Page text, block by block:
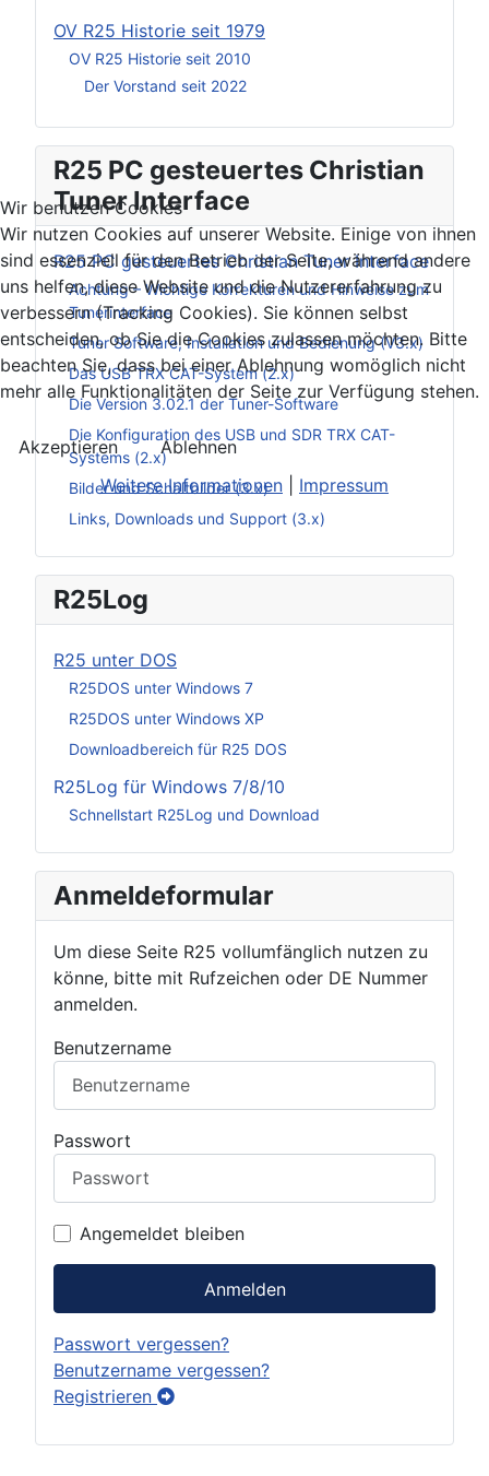
OV R25 Historie seit 1979
OV R25 Historie seit 2010
Der Vorstand seit 2022
R25 PC gesteuertes Christian
Tuner Interface
R25 PC gesteuertes Christian Tuner Interface
Achtung – Wichtige Korrekturen und Hinweise zum
Tunerinterface
Tuner Software, Installation und Bedienung (V3.x)
Das USB TRX CAT-System (2.x)
Die Version 3.02.1 der Tuner-Software
Die Konfiguration des USB und SDR TRX CAT-
Systems (2.x)
Bilder und Schaltbilder (3.x)
Links, Downloads und Support (3.x)
R25Log
R25 unter DOS
R25DOS unter Windows 7
R25DOS unter Windows XP
Downloadbereich für R25 DOS
R25Log für Windows 7/8/10
Schnellstart R25Log und Download
Anmeldeformular
Um diese Seite R25 vollumfänglich nutzen zu
könne, bitte mit Rufzeichen oder DE Nummer
anmelden.
Benutzername
Passwort
Angemeldet bleiben
Anmelden
Passwort vergessen?
Benutzername vergessen?
Registrieren
Wir benutzen Cookies
Wir nutzen Cookies auf unserer Website. Einige von ihnen
sind essenziell für den Betrieb der Seite, während andere
uns helfen, diese Website und die Nutzererfahrung zu
verbessern (Tracking Cookies). Sie können selbst
entscheiden, ob Sie die Cookies zulassen möchten. Bitte
beachten Sie, dass bei einer Ablehnung womöglich nicht
mehr alle Funktionalitäten der Seite zur Verfügung stehen.
Akzeptieren
Ablehnen
Weitere Informationen
Impressum